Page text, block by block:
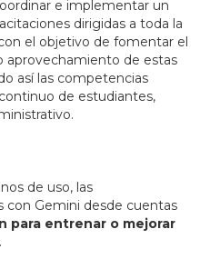
e implementar un
dirigidas a toda la
el objetivo de fomentar el
aprovechamiento de estas
así las competencias
de estudiantes,
de uso, las
con Gemini desde cuentas
para entrenar o mejorar
.